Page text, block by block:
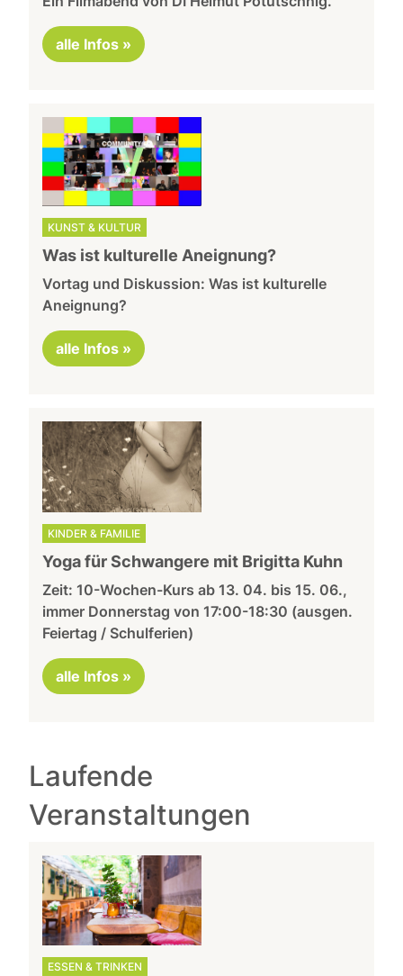
alle Infos »
KUNST & KULTUR
Was ist kulturelle Aneignung?
Vortag und Diskussion: Was ist kulturelle
Aneignung?
alle Infos »
KINDER & FAMILIE
Yoga für Schwangere mit Brigitta Kuhn
Zeit: 10-Wochen-Kurs ab 13. 04. bis 15. 06.,
immer Donnerstag von 17:00-18:30 (ausgen.
Feiertag / Schulferien)
alle Infos »
Laufende
Veranstaltungen
ESSEN & TRINKEN